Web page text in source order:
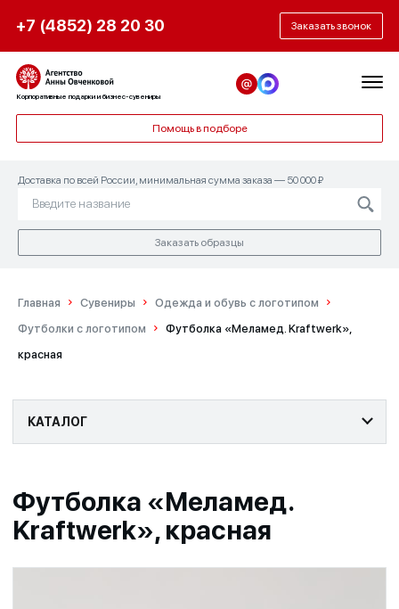
+7 (4852) 28 20 30 Заказать звонок
Корпоративные подарки и бизнес-сувениры
Помощь в подборе
Доставка по всей России, минимальная сумма заказа — 50 000 ₽
Заказать образцы
Главная Сувениры
Одежда и обувь с логотипом
Футболки с логотипом
Футболка «Меламед. Kraftwerk»,
красная
КАТАЛОГ
Футболка «Меламед.
Kraftwerk», красная